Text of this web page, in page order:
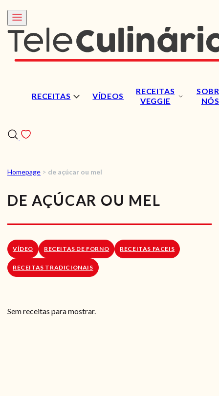
RECEITAS VÍDEOS
RECEITAS
VEGGIE
NÓS
RECEITAS
VÍDEOS
RECEITAS VEGGIE
SOBRE NÓS
LOJA ONLINE
Homepage > de açúcar ou mel
DE AÇÚCAR OU MEL
VÍDEO RECEITAS DE FORNO RECEITAS FACEIS
RECEITAS TRADICIONAIS
Sem receitas para mostrar.